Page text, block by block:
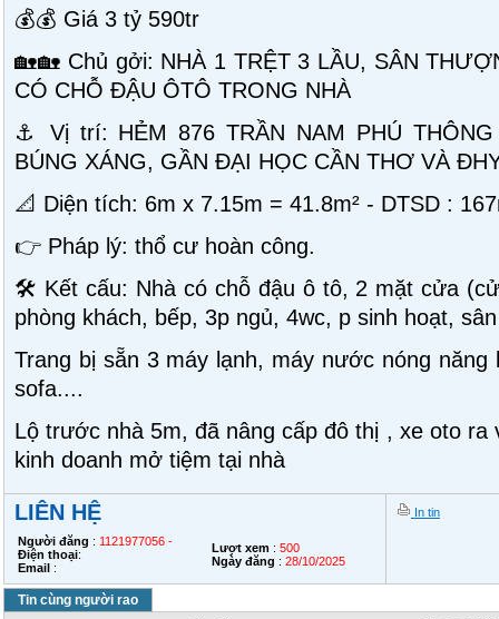
💰💰 Giá 3 tỷ 590tr
🏡🏡 Chủ gởi: NHÀ 1 TRỆT 3 LẦU, SÂN
CÓ CHỖ ĐẬU ÔTÔ TRONG NHÀ
⚓ Vị trí: HẺM 876 TRẦN NAM PHÚ
BÚNG XÁNG, GẦN ĐẠI HỌC CẦN THƠ VÀ
📐 Diện tích: 6m x 7.15m = 41.8m² - DTSD :
👉 Pháp lý: thổ cư hoàn công.
🛠️ Kết cấu: Nhà có chỗ đậu ô tô, 2 mặt cửa
phòng khách, bếp, 3p ngủ, 4wc, p sinh hoạt,
Trang bị sẵn 3 máy lạnh, máy nước nóng
sofa....
Lộ trước nhà 5m, đã nâng cấp đô thị , xe oto ra
kinh doanh mở tiệm tại nhà
LIÊN HỆ
Người đăng : 1121977056 -
Điện thoại:
Email :
Lượt xem : 500
Ngày đăng : 28/10/2025
In tin
Tin cùng người rao